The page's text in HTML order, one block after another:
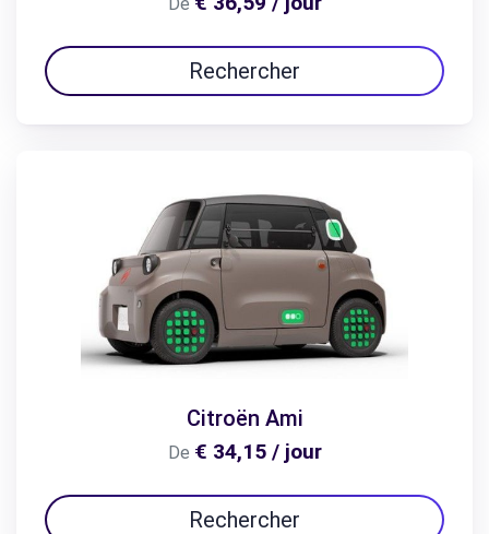
De
Rechercher
Citroën Ami
De € 34,15 / jour
Rechercher